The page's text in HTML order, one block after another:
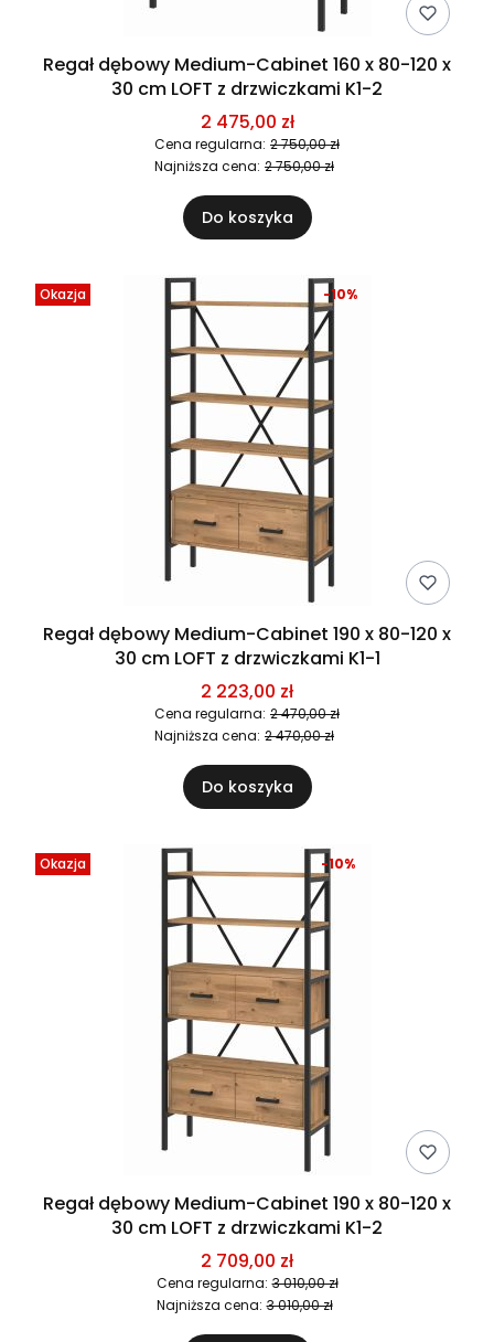
Regał dębowy Medium-Cabinet 160 x 80-120 x
30 cm LOFT z drzwiczkami K1-2
2 475,00 zł
Cena regularna: 2 750,00 zł
Najniższa cena: 2 750,00 zł
Do koszyka
Okazja
Regał dębowy Medium-Cabinet 190 x 80-120 x
30 cm LOFT z drzwiczkami K1-1
2 223,00 zł
Cena regularna: 2 470,00 zł
-10%
Najniższa cena: 2 470,00 zł
Do koszyka
Okazja
Regał dębowy Medium-Cabinet 190 x 80-120 x
30 cm LOFT z drzwiczkami K1-2
2 709,00 zł
Cena regularna: 3 010,00 zł
-10%
Najniższa cena: 3 010,00 zł